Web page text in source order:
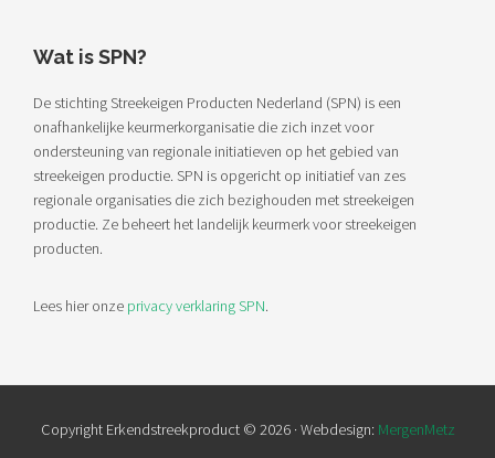
Wat is SPN?
De stichting Streekeigen Producten Nederland (SPN) is een
onafhankelijke keurmerkorganisatie die zich inzet voor
ondersteuning van regionale initiatieven op het gebied van
streekeigen productie. SPN is opgericht op initiatief van zes
regionale organisaties die zich bezighouden met streekeigen
productie. Ze beheert het landelijk keurmerk voor streekeigen
producten.
Lees hier onze privacy verklaring SPN.
Copyright Erkendstreekproduct © 2026 · Webdesign: MergenMetz